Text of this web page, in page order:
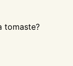
tomaste?